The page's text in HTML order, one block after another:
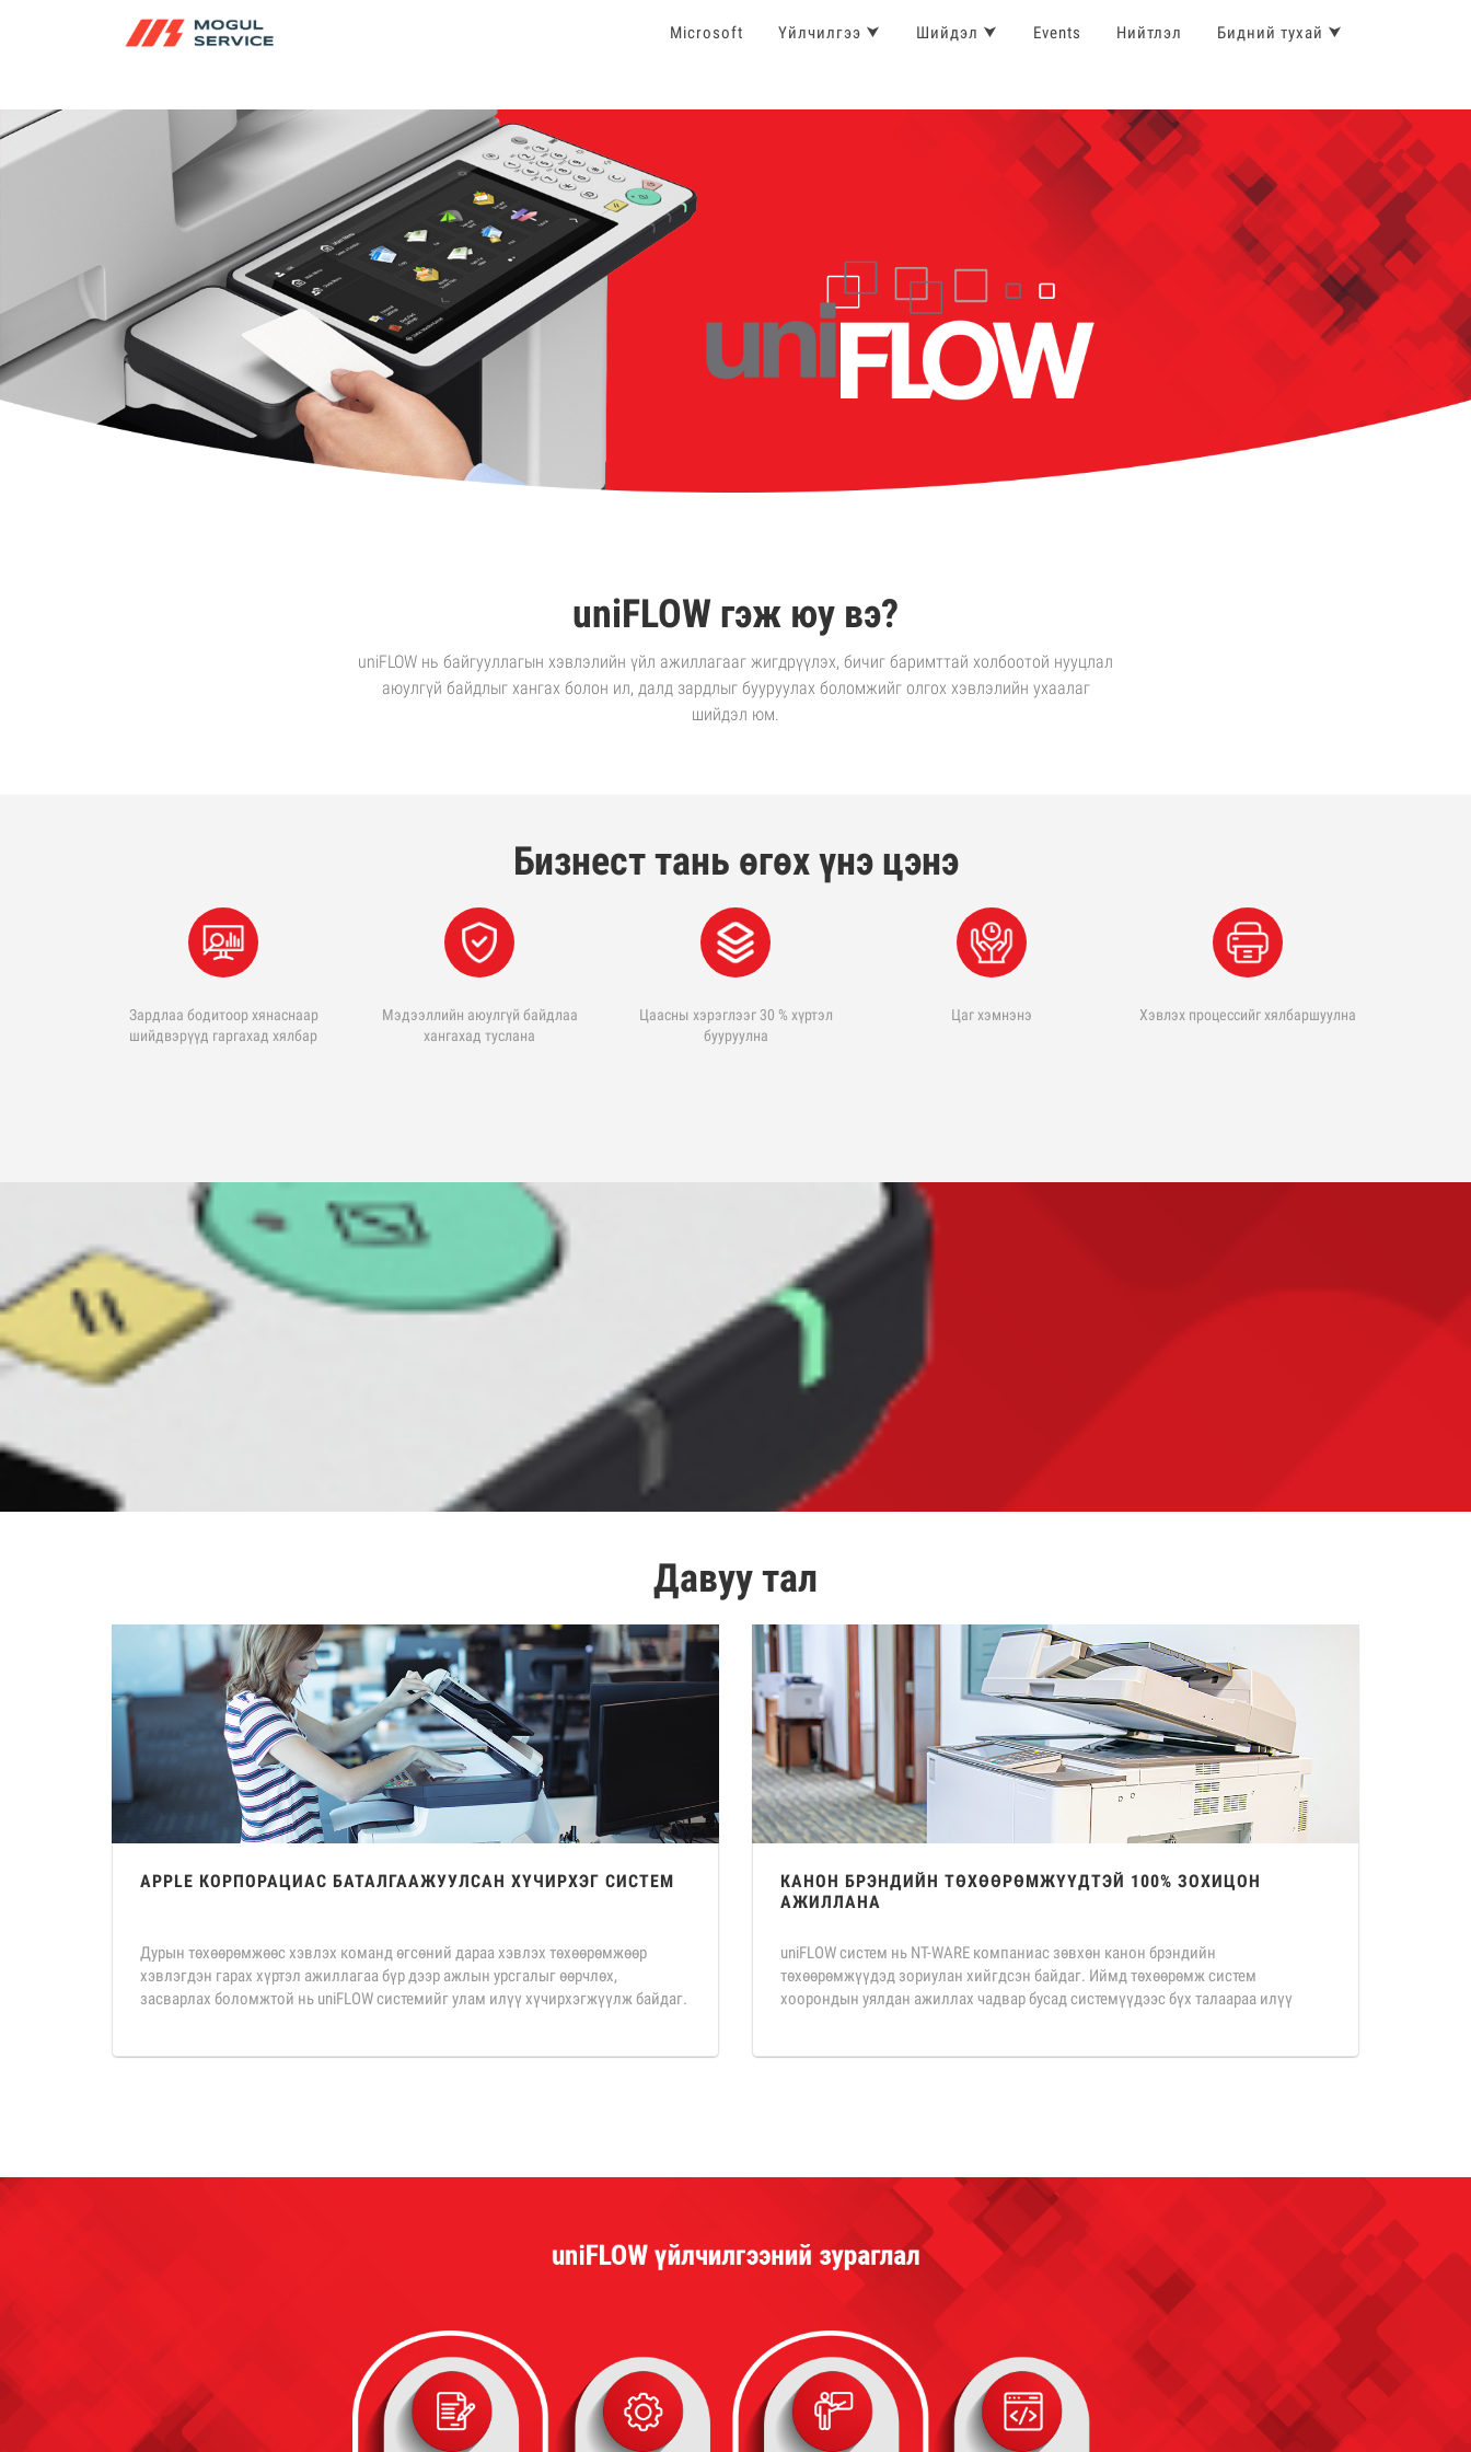
Microsoft Үйлчилгээ ⮟ Шийдэл ⮟ Events Нийтлэл Бидний тухай ⮟
uniFLOW гэж юу вэ?
uniFLOW нь байгууллагын хэвлэлийн үйл ажиллагааг жигдрүүлэх, бичиг баримттай холбоотой нууцлал
аюулгүй байдлыг хангах болон ил, далд зардлыг бууруулах боломжийг олгох хэвлэлийн ухаалаг
шийдэл юм.
Бизнест тань өгөх үнэ цэнэ
Зардлаа бодитоор хянаснаар
шийдвэрүүд гаргахад хялбар
Мэдээллийн аюулгүй байдлаа
хангахад туслана
Цаасны хэрэглээг 30 % хүртэл
бууруулна
Цаг хэмнэнэ Хэвлэх процессийг хялбаршуулна
Давуу тал
APPLE КОРПОРАЦИАС БАТАЛГААЖУУЛСАН ХҮЧИРХЭГ СИСТЕМ
Дурын төхөөрөмжөөс хэвлэх команд өгсөний дараа хэвлэх төхөөрөмжөөр
хэвлэгдэн гарах хүртэл ажиллагаа бүр дээр ажлын урсгалыг өөрчлөх,
засварлах боломжтой нь uniFLOW системийг улам илүү хүчирхэгжүүлж байдаг.
КАНОН БРЭНДИЙН ТӨХӨӨРӨМЖҮҮДТЭЙ 100% ЗОХИЦОН
АЖИЛЛАНА
uniFLOW систем нь NT-WARE компаниас зөвхөн канон брэндийн
төхөөрөмжүүдэд зориулан хийгдсэн байдаг. Иймд төхөөрөмж систем
хоорондын уялдан ажиллах чадвар бусад системүүдээс бүх талаараа илүү